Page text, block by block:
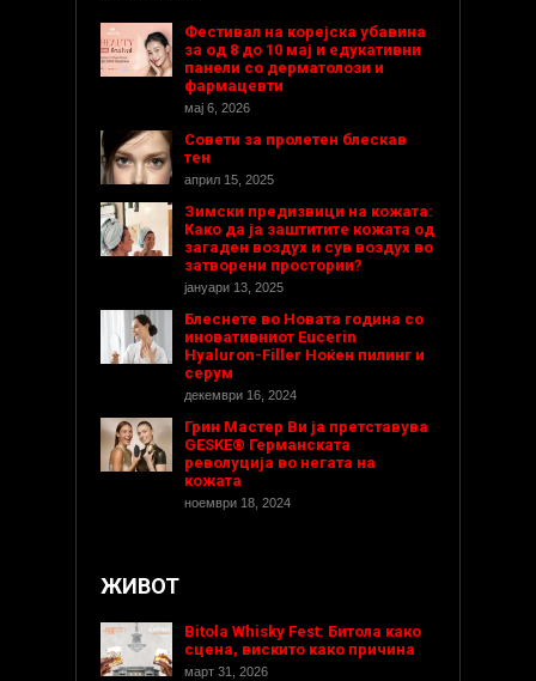
Фестивал на корејска убавина
за од 8 до 10 мај и едукативни
панели со дерматолози и
фармацевти
мај 6, 2026
Совети за пролетен блескав
тен
април 15, 2025
Зимски предизвици на кожата:
Како да ја заштитите кожата од
загаден воздух и сув воздух во
затворени простории?
јануари 13, 2025
Блеснете во Новата година со
иновативниот Eucerin
Hyaluron-Filler Ноќен пилинг и
серум
декември 16, 2024
Грин Мастер Ви ја претставува
GESKE® Германската
револуција во негата на
кожата
ноември 18, 2024
ЖИВОТ
Bitola Whisky Fest: Битола како
сцена, вискито како причина
март 31, 2026